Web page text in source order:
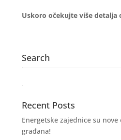
Uskoro očekujte više detalja
Search
Recent Posts
Energetske zajednice su
građana!